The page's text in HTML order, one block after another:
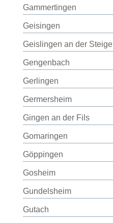
Gammertingen
Geisingen
Geislingen an der Steige
Gengenbach
Gerlingen
Germersheim
Gingen an der Fils
Gomaringen
Göppingen
Gosheim
Gundelsheim
Gutach